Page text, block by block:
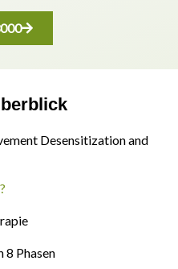
Desensitization and
8 Phasen